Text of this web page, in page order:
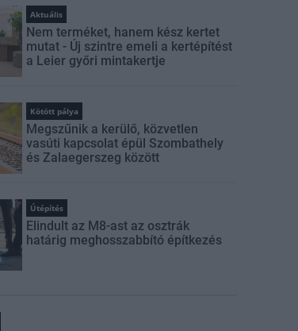
Aktuális
Nem terméket, hanem kész kertet
mutat - Új szintre emeli a kertépítést
a Leier győri mintakertje
Kötött pálya
Megszűnik a kerülő, közvetlen
vasúti kapcsolat épül Szombathely
és Zalaegerszeg között
Útépítés
Elindult az M8-ast az osztrák
határig meghosszabbító építkezés